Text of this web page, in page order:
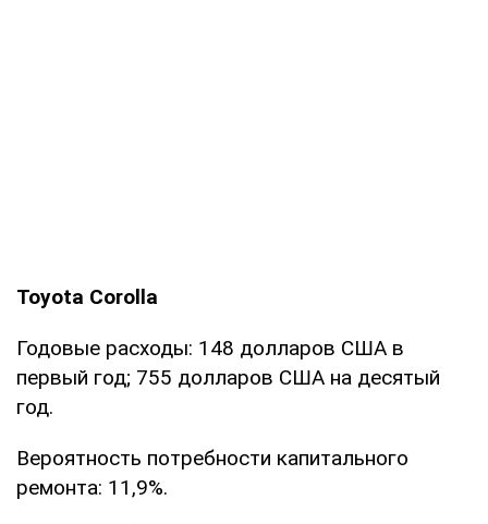
Toyota Corolla
Годовые расходы: 148 долларов США в
первый год; 755 долларов США на десятый
год.
Вероятность потребности капитального
ремонта: 11,9%.